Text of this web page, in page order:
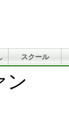
スクール
ン